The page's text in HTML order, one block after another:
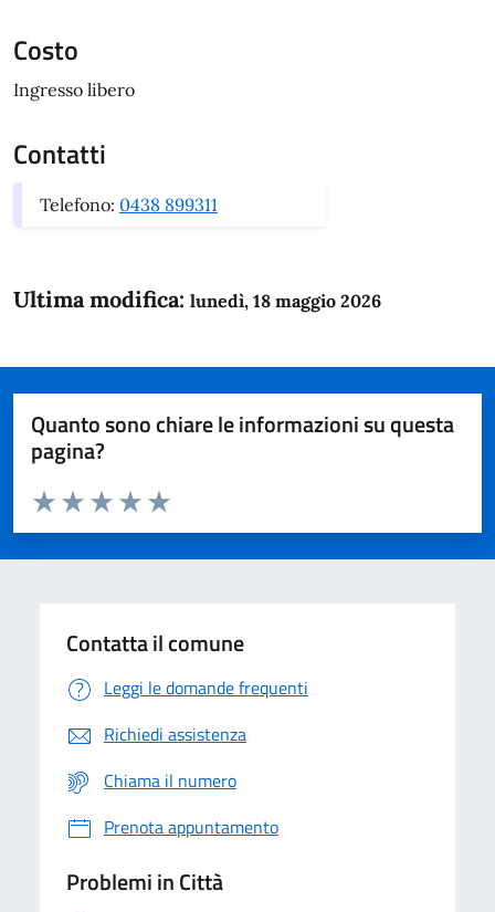
Costo
Ingresso libero
Contatti
Telefono: 0438 899311
Ultima modifica: lunedì, 18 maggio 2026
Quanto sono chiare le informazioni su questa
pagina?
Domanda
Valuta da 1 a 5 stelle la pagina
Valuta 5 stelle su 5
Valuta 4 stelle su 5
Valuta 3 stelle su 5
Valuta 2 stelle su 5
Valuta 1 stelle su 5
Contatta il comune
Leggi le domande frequenti
Richiedi assistenza
Chiama il numero
Prenota appuntamento
Problemi in Città